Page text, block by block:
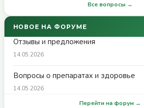
Все вопросы →
НОВОЕ НА ФОРУМЕ
Отзывы и предложения
14.05.2026
Вопросы о препаратах и здоровье
14.05.2026
Перейти на форум →